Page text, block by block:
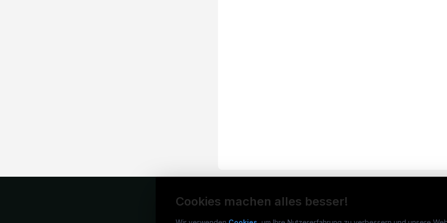
Cookies machen alles besser!